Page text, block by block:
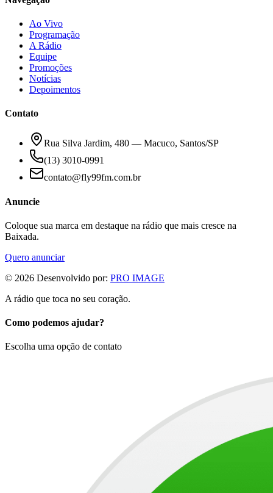
Ao Vivo
Programação
A Rádio
Equipe
Promoções
Notícias
Depoimentos
Contato
Rua Silva Jardim, 480 — Macuco, Santos/SP
(13) 3010-0991
contato@fly99fm.com.br
Anuncie
Coloque sua marca em destaque na rádio que mais cresce na
Baixada.
Quero anunciar
© 2026 Desenvolvido por: PRO IMAGE
A rádio que toca no seu coração.
Como podemos ajudar?
Escolha uma opção de contato